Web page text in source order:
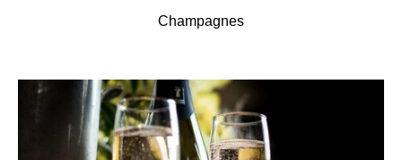
Champagnes